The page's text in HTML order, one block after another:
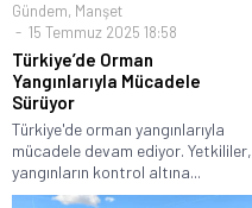
Gündem, Manşet
15 Temmuz 2025 18:58
Türkiye’de Orman
Yangınlarıyla Mücadele
Sürüyor
Türkiye'de orman yangınlarıyla
mücadele devam ediyor. Yetkililer,
yangınların kontrol altına...